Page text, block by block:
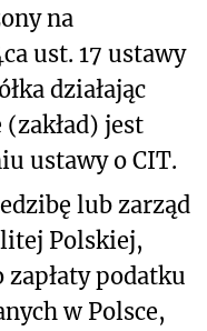
na
ust. 17 ustawy
działając
(zakład) jest
ustawy o CIT.
lub zarząd
Polskiej,
podatku
w Polsce,